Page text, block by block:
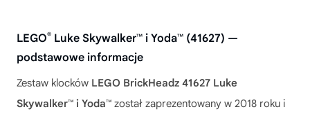
LEGO® Luke Skywalker™ i Yoda™ (41627) —
podstawowe informacje
Zestaw klocków LEGO BrickHeadz 41627 Luke
Skywalker™ i Yoda™ został zaprezentowany w 2018 roku i